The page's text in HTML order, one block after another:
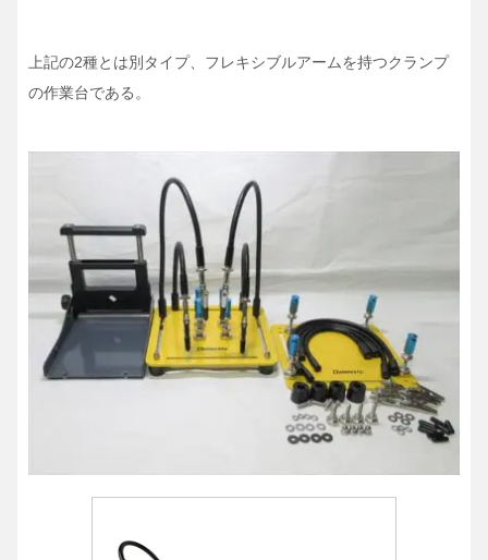
上記の2種とは別タイプ、フレキシブルアームを持つクランプ
の作業台である。